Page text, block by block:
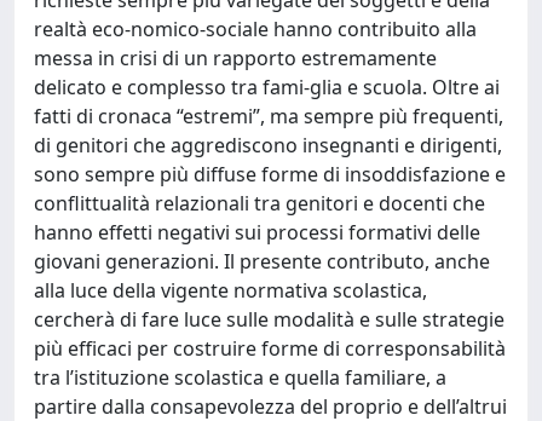
realtà eco-nomico-sociale hanno contribuito alla
messa in crisi di un rapporto estremamente
delicato e complesso tra fami-glia e scuola. Oltre ai
fatti di cronaca “estremi”, ma sempre più frequenti,
di genitori che aggrediscono insegnanti e dirigenti,
sono sempre più diffuse forme di insoddisfazione e
conflittualità relazionali tra genitori e docenti che
hanno effetti negativi sui processi formativi delle
giovani generazioni. Il presente contributo, anche
alla luce della vigente normativa scolastica,
cercherà di fare luce sulle modalità e sulle strategie
più efficaci per costruire forme di corresponsabilità
tra l’istituzione scolastica e quella familiare, a
partire dalla consapevolezza del proprio e dell’altrui